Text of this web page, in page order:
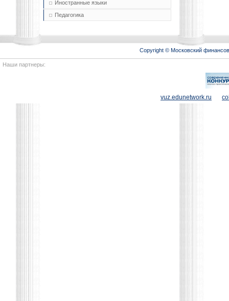
Иностранные языки
Педагогика
Copyright © Московский
Наши партнеры:
vuz.edunetwork.ru